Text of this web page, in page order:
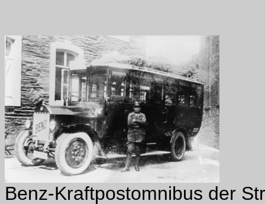
Benz-Kraftpostomnibus der